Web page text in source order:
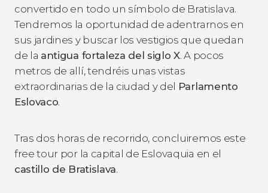
convertido en todo un símbolo de Bratislava.
Tendremos la oportunidad de adentrarnos en
sus jardines y buscar los vestigios que quedan
de la antigua fortaleza del siglo X. A pocos
metros de allí, tendréis unas vistas
extraordinarias de la ciudad y del Parlamento
Eslovaco.
Tras dos horas de recorrido, concluiremos este
free tour por la capital de Eslovaquia en el
castillo de Bratislava.